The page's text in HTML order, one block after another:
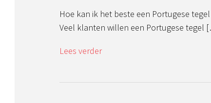
Hoe kan ik het beste een Portugese
Veel klanten willen een Portugese tegel
Lees verder